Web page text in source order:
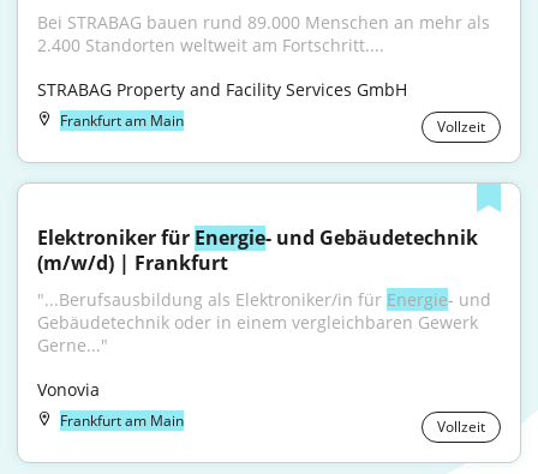
Bei STRABAG bauen rund 89.000 Menschen an mehr als
2.400 Standorten weltweit am Fortschritt....
STRABAG Property and Facility Services GmbH
Frankfurt am Main Vollzeit
Elektroniker für Energie- und Gebäudetechnik
(m/w/d) | Frankfurt
"...Berufsausbildung als Elektroniker/in für Energie- und
Gebäudetechnik oder in einem vergleichbaren Gewerk
Gerne..."
Vonovia
Frankfurt am Main Vollzeit